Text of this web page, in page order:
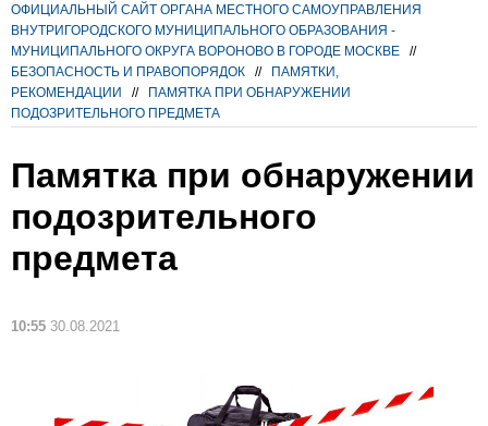
ОФИЦИАЛЬНЫЙ САЙТ ОРГАНА МЕСТНОГО САМОУПРАВЛЕНИЯ
ВНУТРИГОРОДСКОГО МУНИЦИПАЛЬНОГО ОБРАЗОВАНИЯ -
МУНИЦИПАЛЬНОГО ОКРУГА ВОРОНОВО В ГОРОДЕ МОСКВЕ
//
БЕЗОПАСНОСТЬ И ПРАВОПОРЯДОК
//
ПАМЯТКИ,
РЕКОМЕНДАЦИИ
//
ПАМЯТКА ПРИ ОБНАРУЖЕНИИ
ПОДОЗРИТЕЛЬНОГО ПРЕДМЕТА
Памятка при обнаружении
подозрительного
предмета
10:55 30.08.2021